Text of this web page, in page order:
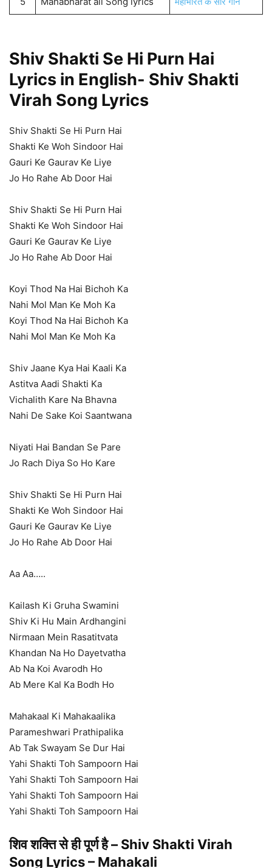
Shiv Shakti Se Hi Purn Hai
Lyrics in English- Shiv Shakti
Virah Song Lyrics
Shiv Shakti Se Hi Purn Hai
Shakti Ke Woh Sindoor Hai
Gauri Ke Gaurav Ke Liye
Jo Ho Rahe Ab Door Hai
Shiv Shakti Se Hi Purn Hai
Shakti Ke Woh Sindoor Hai
Gauri Ke Gaurav Ke Liye
Jo Ho Rahe Ab Door Hai
Koyi Thod Na Hai Bichoh Ka
Nahi Mol Man Ke Moh Ka
Koyi Thod Na Hai Bichoh Ka
Nahi Mol Man Ke Moh Ka
Shiv Jaane Kya Hai Kaali Ka
Astitva Aadi Shakti Ka
Vichalith Kare Na Bhavna
Nahi De Sake Koi Saantwana
Niyati Hai Bandan Se Pare
Jo Rach Diya So Ho Kare
Shiv Shakti Se Hi Purn Hai
Shakti Ke Woh Sindoor Hai
Gauri Ke Gaurav Ke Liye
Jo Ho Rahe Ab Door Hai
Aa Aa…..
Kailash Ki Gruha Swamini
Shiv Ki Hu Main Ardhangini
Nirmaan Mein Rasatitvata
Khandan Na Ho Dayetvatha
Ab Na Koi Avarodh Ho
Ab Mere Kal Ka Bodh Ho
Mahakaal Ki Mahakaalika
Parameshwari Prathipalika
Ab Tak Swayam Se Dur Hai
Yahi Shakti Toh Sampoorn Hai
Yahi Shakti Toh Sampoorn Hai
Yahi Shakti Toh Sampoorn Hai
Yahi Shakti Toh Sampoorn Hai
शिव शक्ति से ही पूर्ण है – Shiv Shakti Virah
Song Lyrics – Mahakali